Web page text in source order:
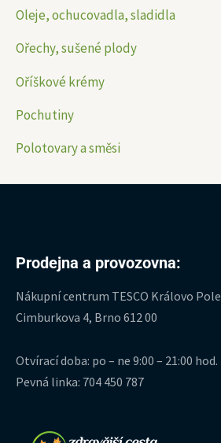
Oleje, ochucovadla, sladidla
Ořechy, sušené plody
Oříškové krémy
Pochutiny
Polotovary a směsi
Prodejna a provozovna:
Nákupní centrum TESCO Královo Pole
Cimburkova 4, Brno 612 00
Otvírací doba: po – ne 9:00 – 21:00 hod.
Pevná linka: 704 450 787